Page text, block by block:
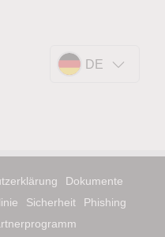
DE
Dokumente
Sicherheit
Phishing